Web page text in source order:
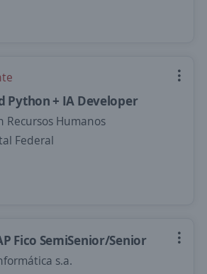
Python + IA Developer
Recursos Humanos
Federal
Fico SemiSenior/Senior
s.a.